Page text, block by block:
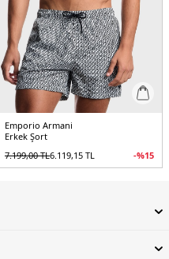
Emporio Armani
Erkek Şort
7.199,00TL6.119,15 TL -%15